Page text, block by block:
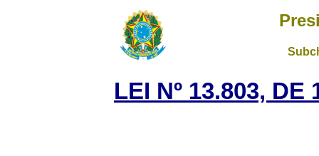
LEI Nº 13.803, DE